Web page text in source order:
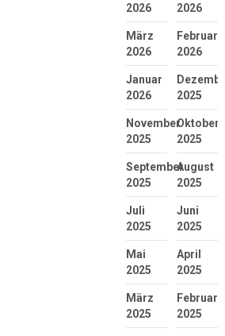
2026
2026
März
2026
Februar
2026
Januar
2026
2025
November
2025
Oktober
2025
September
2025
August
2025
Juli
2025
Juni
2025
Mai
2025
April
2025
März
2025
Februar
2025